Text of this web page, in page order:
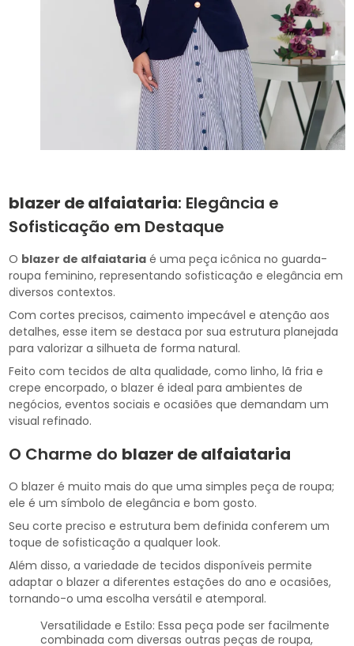
blazer de alfaiataria: Elegância e
Sofisticação em Destaque
O blazer de alfaiataria é uma peça icônica no guarda-
roupa feminino, representando sofisticação e elegância em
diversos contextos.
Com cortes precisos, caimento impecável e atenção aos
detalhes, esse item se destaca por sua estrutura planejada
para valorizar a silhueta de forma natural.
Feito com tecidos de alta qualidade, como linho, lã fria e
crepe encorpado, o blazer é ideal para ambientes de
negócios, eventos sociais e ocasiões que demandam um
visual refinado.
O Charme do blazer de alfaiataria
O blazer é muito mais do que uma simples peça de roupa;
ele é um símbolo de elegância e bom gosto.
Seu corte preciso e estrutura bem definida conferem um
toque de sofisticação a qualquer look.
Além disso, a variedade de tecidos disponíveis permite
adaptar o blazer a diferentes estações do ano e ocasiões,
tornando-o uma escolha versátil e atemporal.
Versatilidade e Estilo: Essa peça pode ser facilmente
combinada com diversas outras peças de roupa,